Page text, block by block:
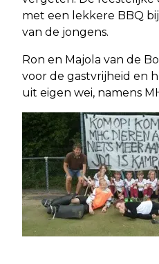
met een lekkere BBQ
van de jongens.
Ron en Majola van de
voor de gastvrijheid en
uit eigen wei, namens